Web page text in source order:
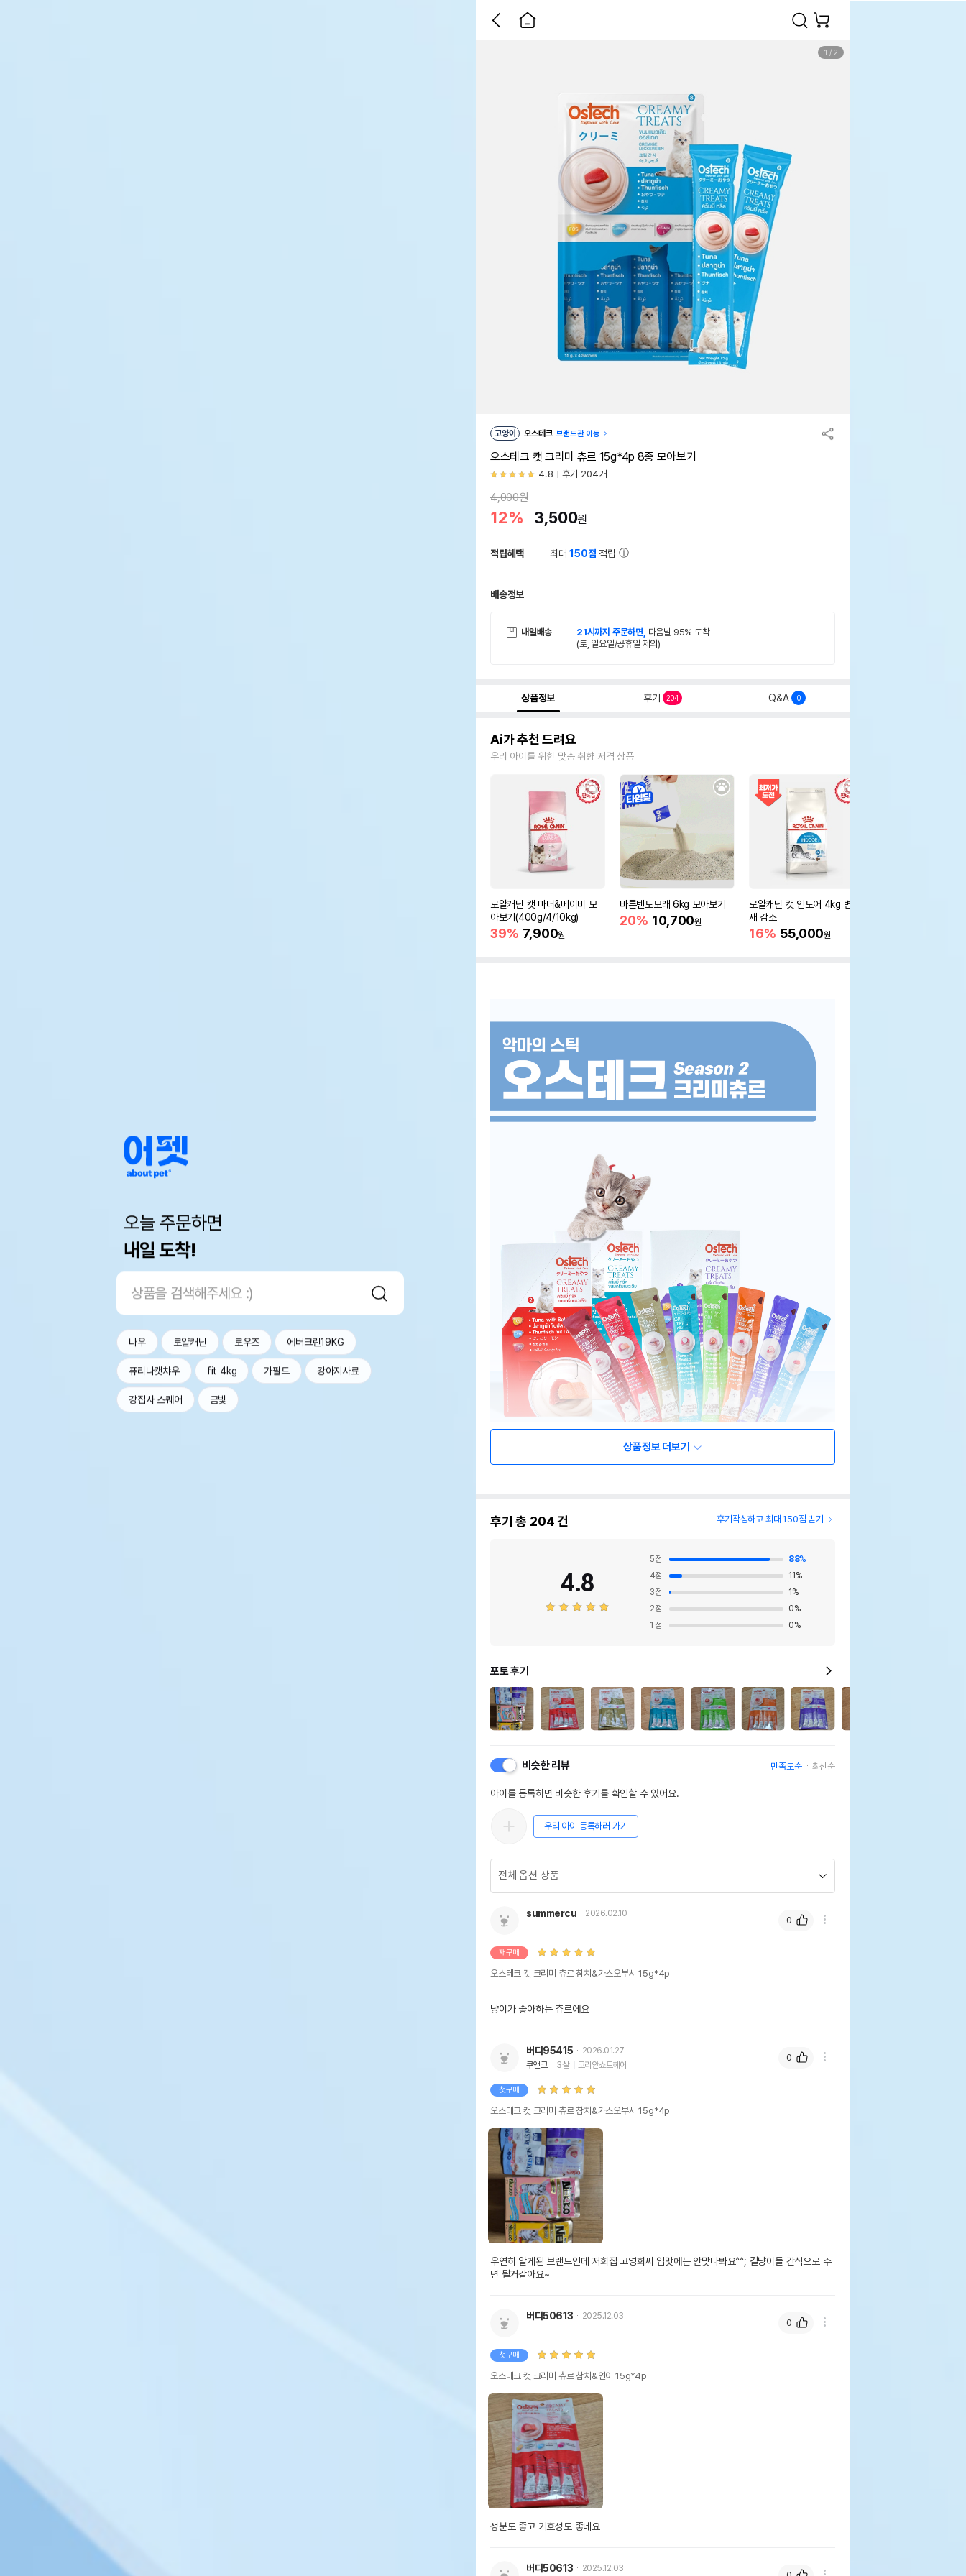
오늘 주문하면
내일 도착!
나우 로얄캐닌 로우즈 에버크린19KG
퓨리나캣챠우 fit 4kg 가필드 강아지사료
강집사 스퀘어 금빛
1 / 2
고양이 오스테크 브랜드관 이동
오스테크 캣 크리미 츄르 15g*4p 8종 모아보기
4.8 후기 204개
4,000원
12% 3,500원
적립혜택 최대150점 적립
배송정보
내일배송 21시까지 주문하면, 다음날 95% 도착
(토, 일요일/공휴일 제외)
상품정보 후기 204 Q&A 0
Ai가 추천 드려요
우리 아이를 위한 맞춤 취향 저격 상품
로얄캐닌 캣 마더&베이비 모
아보기(400g/4/10kg)
39% 7,900원
바른벤토모래 6kg 모아보기
20% 10,700원
로얄캐닌 캣 인도어 4kg 변냄
새 감소
16% 55,000원
상품정보 더보기
후기 총 204건 후기작성하고 최대 150점 받기
4.8
5점 88%
4점 11 %
3점 1 %
2점 0%
1 점 0%
포토 후기
비슷한 리뷰 만족도순 최신순
아이를 등록하면 비슷한 후기를 확인할 수 있어요.
우리 아이 등록하러 가기
summercu 2026.02.10
재구매
오스테크 캣 크리미 츄르 참치&가스오부시 15g*4p
냥이가 좋아하는 츄르에요
0
버디95415
2026.01.27
쿠앤크
3살 코리안쇼트헤어
첫구매
오스테크 캣 크리미 츄르 참치&가스오부시 15g*4p
우연히 알게된 브랜드인데 저희집 고영희씨 입맛에는 안맞나봐요^^; 길냥이들 간식으로 주
면 될거같아요~
0
버디50613 2025.12.03
첫구매
오스테크 캣 크리미 츄르 참치&연어 15g*4p
성분도 좋고 기호성도 좋네요
0
버디50613 2025.12.03